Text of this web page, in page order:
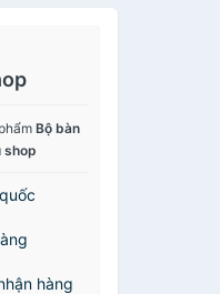
Bộ bàn
shop
hàng